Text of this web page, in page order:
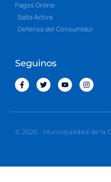
Pagos Online
Salta Activa
Defensa del Consumidor
Seguinos
© 2026 - Municipalidad de la